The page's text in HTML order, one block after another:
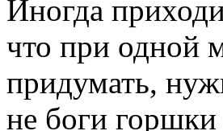
Иногда
что при одной
придумать,
не боги